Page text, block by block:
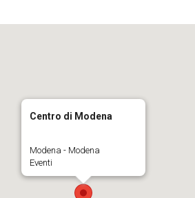
Centro di Modena
Modena - Modena
Eventi